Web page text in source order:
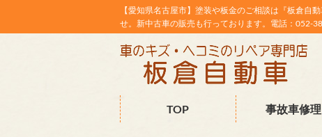
【愛知県名古屋市】塗装や板金のご相談は『板倉自
せ。新中古車の販売も行っております。電話：052-
TOP 事故車修理